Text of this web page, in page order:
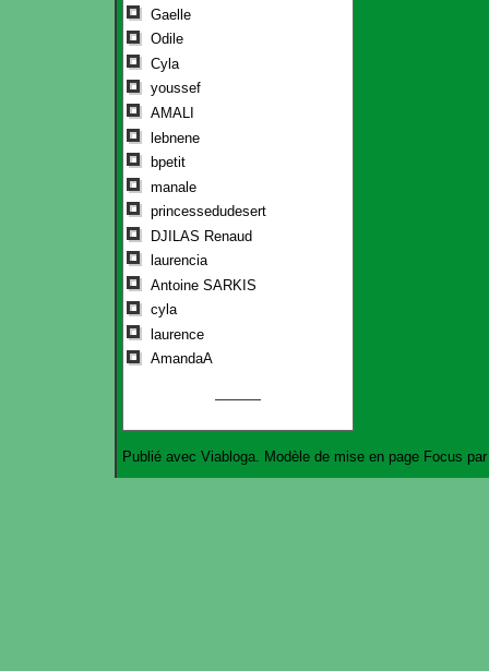
Gaelle
Odile
Cyla
youssef
AMALI
lebnene
bpetit
manale
princessedudesert
DJILAS Renaud
laurencia
Antoine SARKIS
cyla
laurence
AmandaA
Publié avec Viabloga . Modèle de mise en page Focus